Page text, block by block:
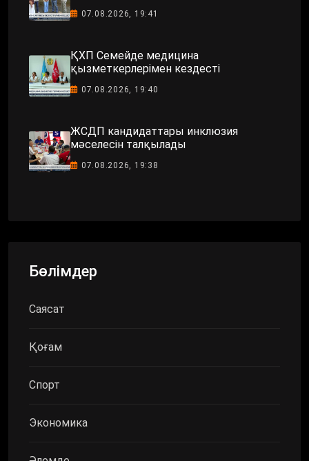
07.08.2026, 19:41
ҚХП Семейде медицина
қызметкерлерімен кездесті
07.08.2026, 19:40
ЖСДП кандидаттары инклюзия
мәселесін талқылады
07.08.2026, 19:38
Бөлімдер
Саясат
Қоғам
Спорт
Экономика